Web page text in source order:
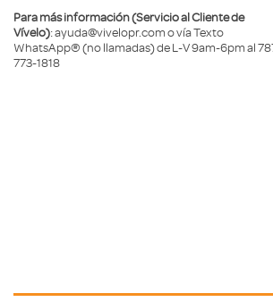
Para más información (Servicio al Cliente de
Vívelo): ayuda@vivelopr.com o vía Texto
WhatsApp® (no llamadas) de L-V 9am-6pm al
773-1818